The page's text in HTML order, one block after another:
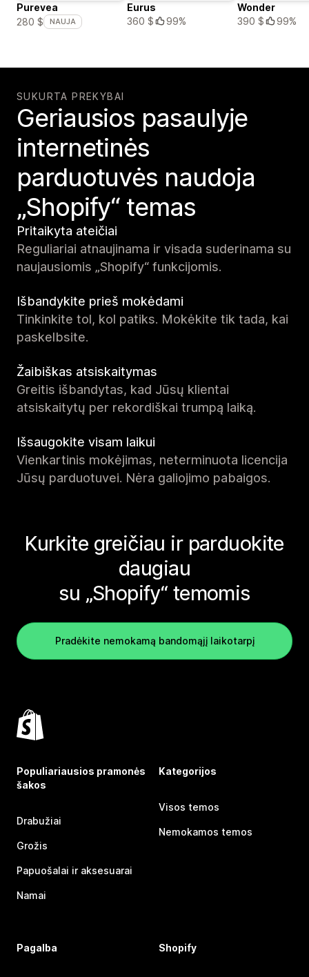
Purevea
280 $
NAUJA
Eurus
360 $
99%
Wonder
390 $
99%
SUKURTA PREKYBAI
Geriausios pasaulyje
internetinės
parduotuvės naudoja
„Shopify“ temas
Pritaikyta ateičiai
Reguliariai atnaujinama ir visada suderinama su
naujausiomis „Shopify“ funkcijomis.
Išbandykite prieš mokėdami
Tinkinkite tol, kol patiks. Mokėkite tik tada, kai
paskelbsite.
Žaibiškas atsiskaitymas
Greitis išbandytas, kad Jūsų klientai
atsiskaitytų per rekordiškai trumpą laiką.
Išsaugokite visam laikui
Vienkartinis mokėjimas, neterminuota licencija
Jūsų parduotuvei. Nėra galiojimo pabaigos.
Kurkite greičiau ir parduokite
daugiau
su „Shopify“ temomis
Pradėkite nemokamą bandomąjį laikotarpį
Populiariausios pramonės
šakos
Drabužiai
Grožis
Papuošalai ir aksesuarai
Namai
Kategorijos
Visos temos
Nemokamos temos
Pagalba Shopify